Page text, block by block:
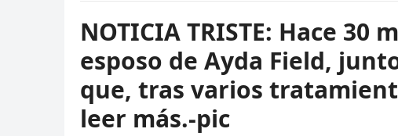
NOTICIA TRISTE: Hace
esposo de Ayda Field,
que, tras varios
leer más.-pic